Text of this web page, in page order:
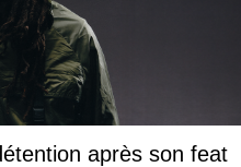
après son feat